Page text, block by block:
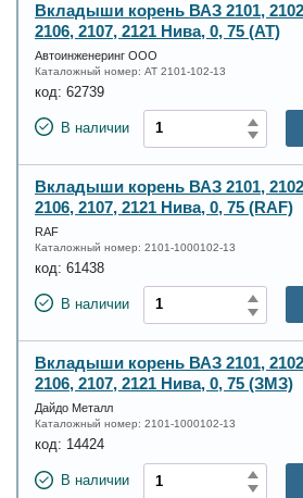
Вкладыши корень ВАЗ 2101,
2106, 2107, 2121 Нива, 0, 75 (AT)
Автоинженеринг ООО
Каталожный номер: AT 2101-102-13
код: 62739
В наличии
Вкладыши корень ВАЗ 2101,
2106, 2107, 2121 Нива, 0, 75 (RAF)
RAF
Каталожный номер: 2101-1000102-13
код: 61438
В наличии
Вкладыши корень ВАЗ 2101,
2106, 2107, 2121 Нива, 0, 75 (ЗМЗ)
Дайдо Металл
Каталожный номер: 2101-1000102-13
код: 14424
В наличии